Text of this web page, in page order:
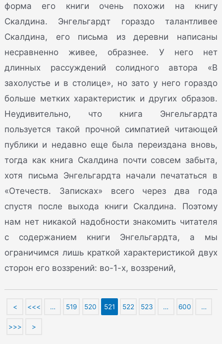
форма его книги очень похожи на книгу
Скалдина. Энгельгардт гораздо талантливее
Скалдина, его письма из деревни написаны
несравненно живее, образнее. У него нет
длинных рассуждений солидного автора «В
захолустье и в столице», но зато у него гораздо
больше метких характеристик и других образов.
Неудивительно, что книга Энгельгардта
пользуется такой прочной симпатией читающей
публики и недавно еще была переиздана вновь,
тогда как книга Скалдина почти совсем забыта,
хотя письма Энгельгардта начали печататься в
«Отечеств. Записках» всего через два года
спустя после выхода книги Скалдина. Поэтому
нам нет никакой надобности знакомить читателя
с содержанием книги Энгельгардта, а мы
ограничимся лишь краткой характеристикой двух
сторон его воззрений: во-1-х, воззрений,
< <<< … 519 520 521 522 523 … 600 …
>>> >